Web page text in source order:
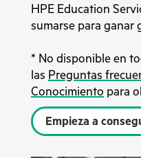
HPE Education
sumarse para ganar
* No disponible en
las Preguntas
Conocimiento para
Empieza a